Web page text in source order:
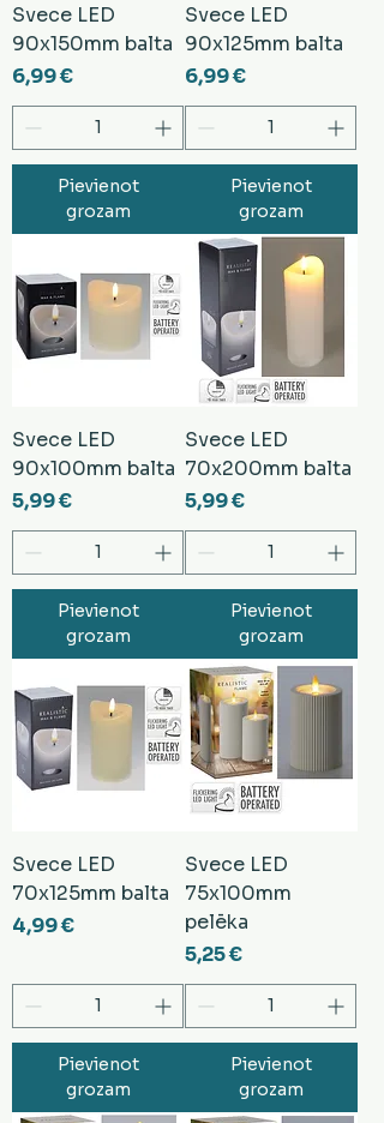
Svece LED
90x150mm balta
Cena
6,99 €
Pievienot
grozam
Svece LED
90x125mm balta
Cena
6,99 €
Pievienot
grozam
Svece LED
90x100mm balta
Cena
5,99 €
Pievienot
grozam
Svece LED
70x200mm balta
Cena
5,99 €
Pievienot
grozam
Svece LED
70x125mm balta
Cena
4,99 €
Pievienot
grozam
Svece LED
75x100mm
pelēka
Cena
5,25 €
Pievienot
grozam